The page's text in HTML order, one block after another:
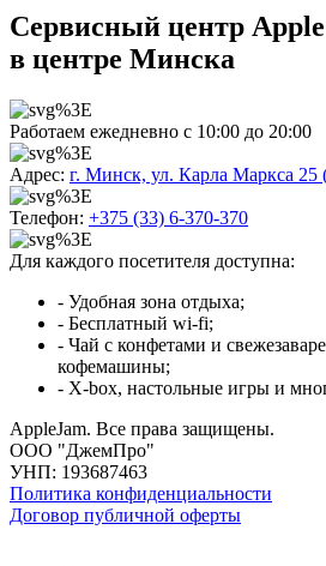
Сервисный центр Apple
в центре Минска
Работаем ежедневно с 10:00 до 20:00
Адрес: г. Минск, ул. Карла Маркса 25
Телефон: +375 (33) 6-370-370
Для каждого посетителя доступна:
- Удобная зона отдыха;
- Бесплатный wi-fi;
- Чай с конфетами и
кофемашины;
- X-box, настольные игры и
AppleJam. Все права защищены.
ООО "ДжемПро"
УНП: 193687463
Политика конфиденциальности
Договор публичной оферты